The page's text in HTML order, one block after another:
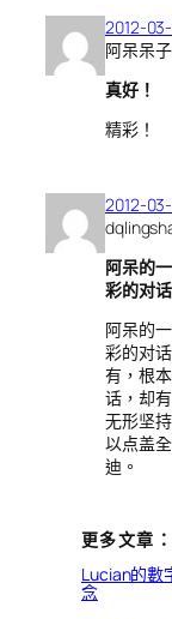
2012-
阿呆呆
真好！
精彩！
2012-
阿呆的
彩的对话
阿呆的
彩的对
有，根
话，却
无形坚
以点盖
迪。
更多文章：
Lucian的數
念